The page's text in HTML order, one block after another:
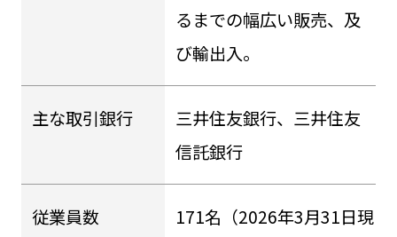
るまでの幅広い販売、及
び輸出入。
主な取引銀行
三井住友銀行、三井住友
信託銀行
従業員数
171名（2026年3月31日現